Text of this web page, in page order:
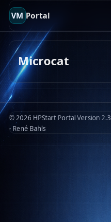
VM Portal
Microcat
© 2026 HPStart Portal Version 2.3
- René Bahls